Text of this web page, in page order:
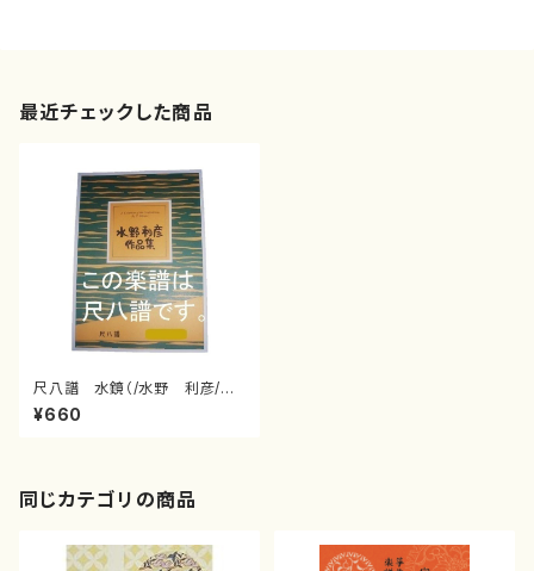
最近チェックした商品
尺八譜 水鏡（/水野 利彦/楽
譜）
¥660
同じカテゴリの商品